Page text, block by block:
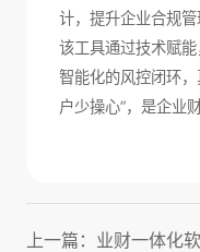
计，提升企业合规管
该工具通过技术赋能
智能化的风控闭环
户少操心”，是企业